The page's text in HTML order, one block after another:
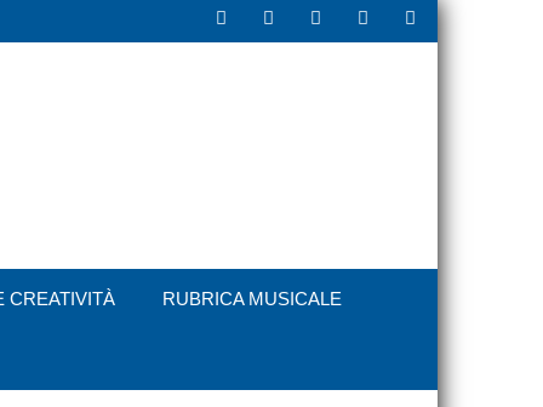
CREATIVITÀ RUBRICA MUSICALE